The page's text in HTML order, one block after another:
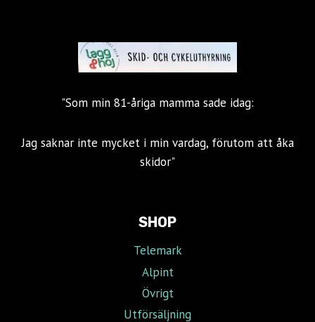
"Som min 81-åriga mamma sade idag:
Jag saknar inte mycket i min vardag, förutom att åka
skidor"
SHOP
Telemark
Alpint
Övrigt
Utförsäljning